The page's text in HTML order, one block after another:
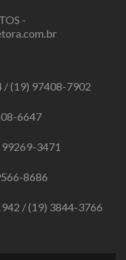
-
/(19) 97408-7902
6647
3471
8686
/(19) 3844-3766